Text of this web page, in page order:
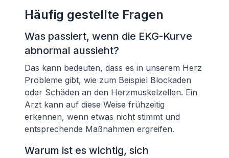
Häufig gestellte Fragen
Was passiert, wenn die EKG-Kurve
abnormal aussieht?
Das kann bedeuten, dass es in unserem Herz
Probleme gibt, wie zum Beispiel Blockaden
oder Schäden an den Herzmuskelzellen. Ein
Arzt kann auf diese Weise frühzeitig
erkennen, wenn etwas nicht stimmt und
entsprechende Maßnahmen ergreifen.
Warum ist es wichtig, sich